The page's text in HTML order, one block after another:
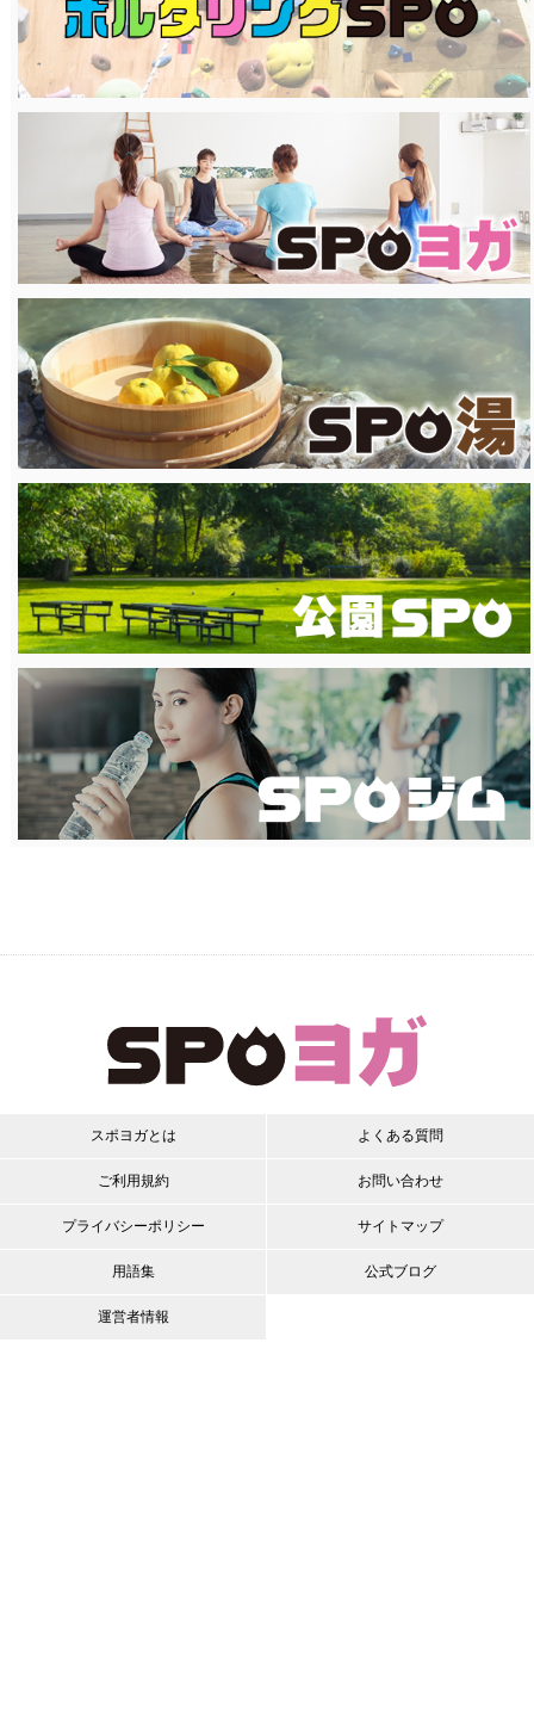
スポヨガとは
ご利用規約
プライバシーポリシー
用語集
運営者情報
よくある質問
お問い合わせ
サイトマップ
公式ブログ